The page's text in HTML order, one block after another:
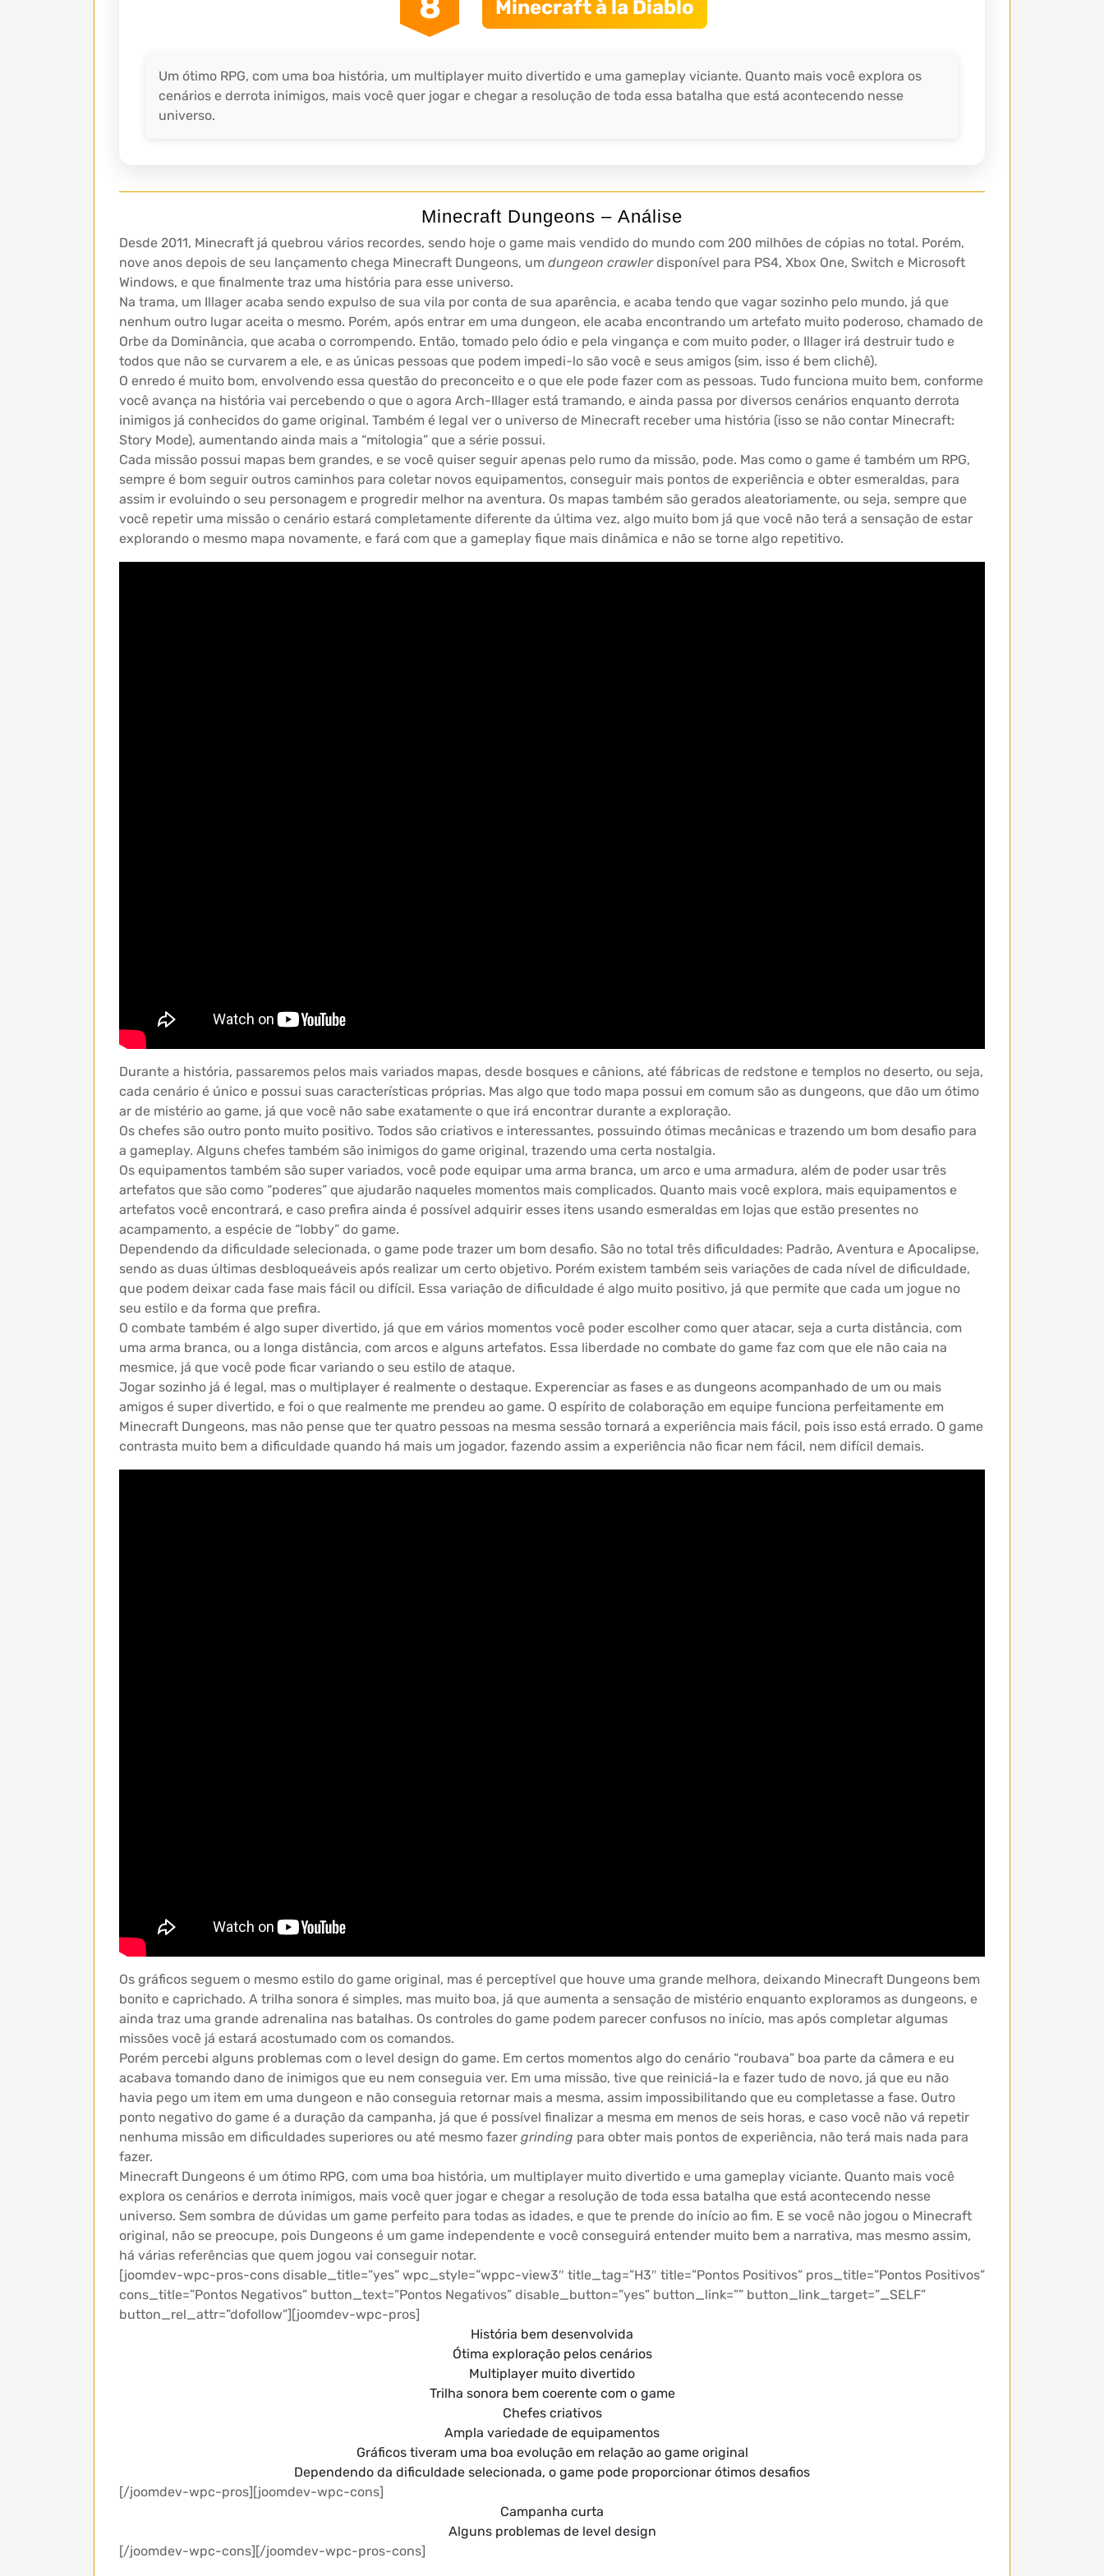
Minecraft à la Diablo
Um ótimo RPG, com uma boa história, um multiplayer muito divertido e uma gameplay viciante. Quanto mais você explora os
cenários e derrota inimigos, mais você quer jogar e chegar a resolução de toda essa batalha que está acontecendo nesse
universo.
Minecraft Dungeons – Análise
Desde 2011, Minecraft já quebrou vários recordes, sendo hoje o game mais vendido do mundo com 200 milhões de cópias no total. Porém,
nove anos depois de seu lançamento chega Minecraft Dungeons, um dungeon crawlerdisponível para PS4, Xbox One, Switch e Microsoft
Windows, e que finalmente traz uma história para esse universo.
Na trama, um Illager acaba sendo expulso de sua vila por conta de sua aparência, e acaba tendo que vagar sozinho pelo mundo, já que
nenhum outro lugar aceita o mesmo. Porém, após entrar em uma dungeon, ele acaba encontrando um artefato muito poderoso, chamado de
Orbe da Dominância, que acaba o corrompendo. Então, tomado pelo ódio e pela vingança e com muito poder, o Illager irá destruir tudo e
todos que não se curvarem a ele, e as únicas pessoas que podem impedi-lo são você e seus amigos (sim, isso é bem clichê).
O enredo é muito bom, envolvendo essa questão do preconceito e o que ele pode fazer com as pessoas. Tudo funciona muito bem, conforme
você avança na história vai percebendo o que o agora Arch-Illager está tramando, e ainda passa por diversos cenários enquanto derrota
inimigos já conhecidos do game original. Também é legal ver o universo de Minecraft receber uma história (isso se não contar Minecraft:
Story Mode), aumentando ainda mais a “mitologia” que a série possui.
Cada missão possui mapas bem grandes, e se você quiser seguir apenas pelo rumo da missão, pode. Mas como o game é também um RPG,
sempre é bom seguir outros caminhos para coletar novos equipamentos, conseguir mais pontos de experiência e obter esmeraldas, para
assim ir evoluindo o seu personagem e progredir melhor na aventura. Os mapas também são gerados aleatoriamente, ou seja, sempre que
você repetir uma missão o cenário estará completamente diferente da última vez, algo muito bom já que você não terá a sensação de estar
explorando o mesmo mapa novamente, e fará com que a gameplay fique mais dinâmica e não se torne algo repetitivo.
Durante a história, passaremos pelos mais variados mapas, desde bosques e cânions, até fábricas de redstone e templos no deserto, ou seja,
cada cenário é único e possui suas características próprias. Mas algo que todo mapa possui em comum são as dungeons, que dão um ótimo
ar de mistério ao game, já que você não sabe exatamente o que irá encontrar durante a exploração.
Os chefes são outro ponto muito positivo. Todos são criativos e interessantes, possuindo ótimas mecânicas e trazendo um bom desafio para
a gameplay. Alguns chefes também são inimigos do game original, trazendo uma certa nostalgia.
Os equipamentos também são super variados, você pode equipar uma arma branca, um arco e uma armadura, além de poder usar três
artefatos que são como “poderes” que ajudarão naqueles momentos mais complicados. Quanto mais você explora, mais equipamentos e
artefatos você encontrará, e caso prefira ainda é possível adquirir esses itens usando esmeraldas em lojas que estão presentes no
acampamento, a espécie de “lobby” do game.
Dependendo da dificuldade selecionada, o game pode trazer um bom desafio. São no total três dificuldades: Padrão, Aventura e Apocalipse,
sendo as duas últimas desbloqueáveis após realizar um certo objetivo. Porém existem também seis variações de cada nível de dificuldade,
que podem deixar cada fase mais fácil ou difícil. Essa variação de dificuldade é algo muito positivo, já que permite que cada um jogue no
seu estilo e da forma que prefira.
O combate também é algo super divertido, já que em vários momentos você poder escolher como quer atacar, seja a curta distância, com
uma arma branca, ou a longa distância, com arcos e alguns artefatos. Essa liberdade no combate do game faz com que ele não caia na
mesmice, já que você pode ficar variando o seu estilo de ataque.
Jogar sozinho já é legal, mas o multiplayer é realmente o destaque. Experenciar as fases e as dungeons acompanhado de um ou mais
amigos é super divertido, e foi o que realmente me prendeu ao game. O espírito de colaboração em equipe funciona perfeitamente em
Minecraft Dungeons, mas não pense que ter quatro pessoas na mesma sessão tornará a experiência mais fácil, pois isso está errado. O game
contrasta muito bem a dificuldade quando há mais um jogador, fazendo assim a experiência não ficar nem fácil, nem difícil demais.
Os gráficos seguem o mesmo estilo do game original, mas é perceptível que houve uma grande melhora, deixando Minecraft Dungeons bem
bonito e caprichado. A trilha sonora é simples, mas muito boa, já que aumenta a sensação de mistério enquanto exploramos as dungeons, e
ainda traz uma grande adrenalina nas batalhas. Os controles do game podem parecer confusos no início, mas após completar algumas
missões você já estará acostumado com os comandos.
Porém percebi alguns problemas com o level design do game. Em certos momentos algo do cenário “roubava” boa parte da câmera e eu
acabava tomando dano de inimigos que eu nem conseguia ver. Em uma missão, tive que reiniciá-la e fazer tudo de novo, já que eu não
havia pego um item em uma dungeon e não conseguia retornar mais a mesma, assim impossibilitando que eu completasse a fase. Outro
ponto negativo do game é a duração da campanha, já que é possível finalizar a mesma em menos de seis horas, e caso você não vá repetir
nenhuma missão em dificuldades superiores ou até mesmo fazer grinding para obter mais pontos de experiência, não terá mais nada para
fazer.
Minecraft Dungeons é um ótimo RPG, com uma boa história, um multiplayer muito divertido e uma gameplay viciante. Quanto mais você
explora os cenários e derrota inimigos, mais você quer jogar e chegar a resolução de toda essa batalha que está acontecendo nesse
universo. Sem sombra de dúvidas um game perfeito para todas as idades, e que te prende do início ao fim. E se você não jogou o Minecraft
original, não se preocupe, pois Dungeons é um game independente e você conseguirá entender muito bem a narrativa, mas mesmo assim,
há várias referências que quem jogou vai conseguir notar.
[joomdev-wpc-pros-cons disable_title=”yes” wpc_style=”wppc-view3″ title_tag=”H3″ title=”Pontos Positivos” pros_title=”Pontos Positivos”
cons_title=”Pontos Negativos” button_text=”Pontos Negativos” disable_button=”yes” button_link=”” button_link_target=”_SELF”
button_rel_attr=”dofollow”][joomdev-wpc-pros]
História bem desenvolvida
Ótima exploração pelos cenários
Multiplayer muito divertido
Trilha sonora bem coerente com o game
Chefes criativos
Ampla variedade de equipamentos
Gráficos tiveram uma boa evolução em relação ao game original
Dependendo da dificuldade selecionada, o game pode proporcionar ótimos desafios
[/joomdev-wpc-pros][joomdev-wpc-cons]
Campanha curta
Alguns problemas de level design
[/joomdev-wpc-cons][/joomdev-wpc-pros-cons]